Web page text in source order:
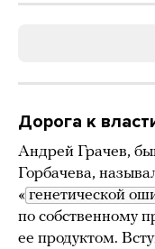
Дорога к
Андрей Грачев,
Горбачева,
« генетической
по собственному
ее продуктом.